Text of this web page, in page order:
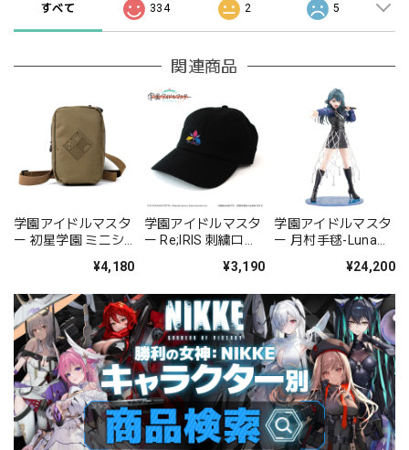
すべて 334 2 5
関連商品
学園アイドルマスタ
ー 初星学園 ミニシ
チ/SAND KHAKI¥4,180
学園アイドルマスタ
ー Re;IRIS 刺繍ロー
¥3,190
学園アイドルマスタ
ー 月村手毬-Luna
装済み完成品¥24,200